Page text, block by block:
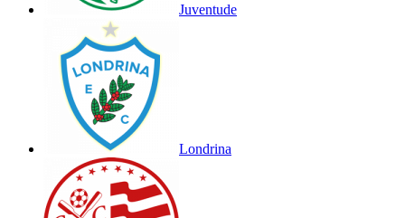
Juventude
Londrina